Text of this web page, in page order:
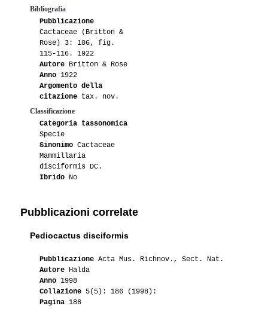
06-2016
05-2016 S0ulGroove
04-2016 S0ulGroove
03-2016 S0ulGroove
01-2016 Luca
01-2015 Luca
05-2015 Hikuli
04-2015 Leo
Bibliografia
Pubblicazione
Cactaceae (Britton &
Rose) 3: 106, fig.
115-116. 1922
Autore Britton & Rose
Anno 1922
Argomento della
citazione tax. nov.
Classificazione
Categoria tassonomica
Specie
Sinonimo Cactaceae
Mammillaria
disciformis DC.
Ibrido No
Pubblicazioni correlate
Pediocactus disciformis
Pubblicazione Acta Mus. Richnov., Sect. Nat.
Autore Halda
Anno 1998
Collazione 5(5): 186 (1998):
Pagina 186